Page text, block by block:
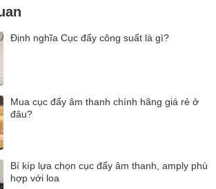
Định nghĩa Cục đẩy công suất là gì?
Mua cục đẩy âm thanh chính hãng giá rẻ ở
đâu?
Bí kíp lựa chọn cục đẩy âm thanh, amply phù
hợp với loa